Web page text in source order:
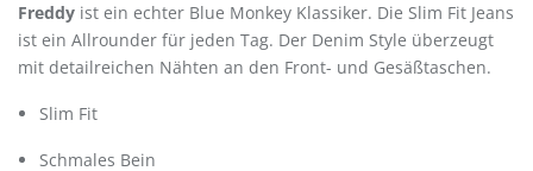
Freddy ist ein echter Blue Monkey Klassiker. Die Slim Fit Jeans
ist ein Allrounder für jeden Tag. Der Denim Style überzeugt
mit detailreichen Nähten an den Front- und Gesäßtaschen.
Slim Fit
Schmales Bein